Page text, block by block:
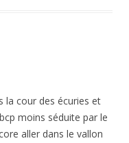
la cour des écuries et
moins séduite par le
aller dans le vallon